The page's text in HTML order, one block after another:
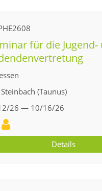
für die Jugend-
Steinbach (Taunus)
26 — 10/16/26
Details